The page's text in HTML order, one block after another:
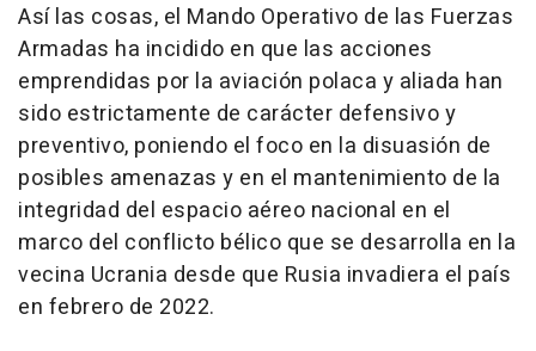
Así las cosas, el Mando Operativo de las Fuerzas
Armadas ha incidido en que las acciones
emprendidas por la aviación polaca y aliada han
sido estrictamente de carácter defensivo y
preventivo, poniendo el foco en la disuasión de
posibles amenazas y en el mantenimiento de la
integridad del espacio aéreo nacional en el
marco del conflicto bélico que se desarrolla en la
vecina Ucrania desde que Rusia invadiera el país
en febrero de 2022.